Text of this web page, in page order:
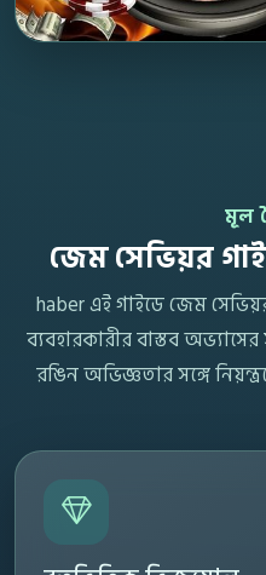
মূল
জেম সেভিয়র
haber এই গাইডে জেম
ব্যবহারকারীর বাস্তব অভ্যাসের
রঙিন অভিজ্ঞতার সঙ্গে